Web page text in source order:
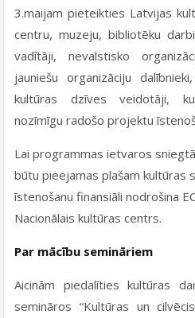
3.maijam pieteikties Latvijas
centru, muzeju, bibliotēku
vadītāji, nevalstisko
jauniešu organizāciju
kultūras dzīves veidotāji,
nozīmīgu radošo projektu
Lai programmas ietvaros
būtu pieejamas plašam kultūras
īstenošanu finansiāli nodrošina
Nacionālais kultūras centrs.
Par mācību semināriem
Aicinām piedalīties kultūras
semināros “Kultūras un